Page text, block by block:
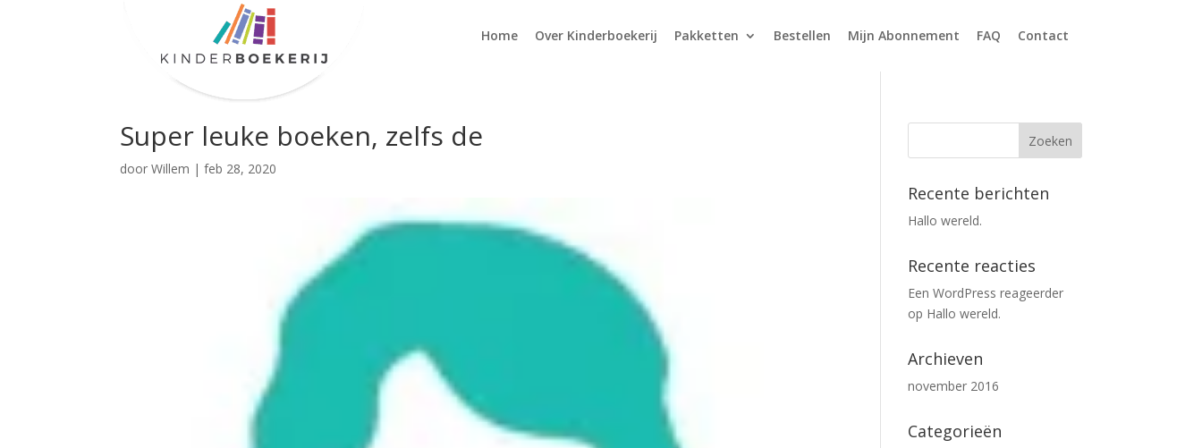
Home Over Kinderboekerij Pakketten Bestellen Mijn Abonnement FAQ Contact
Super leuke boeken, zelfs de
doorWillem |feb 28, 2020
Recente berichten
Hallo wereld.
Recente reacties
Een WordPress reageerder
op Hallo wereld.
Archieven
november 2016
Categorieën